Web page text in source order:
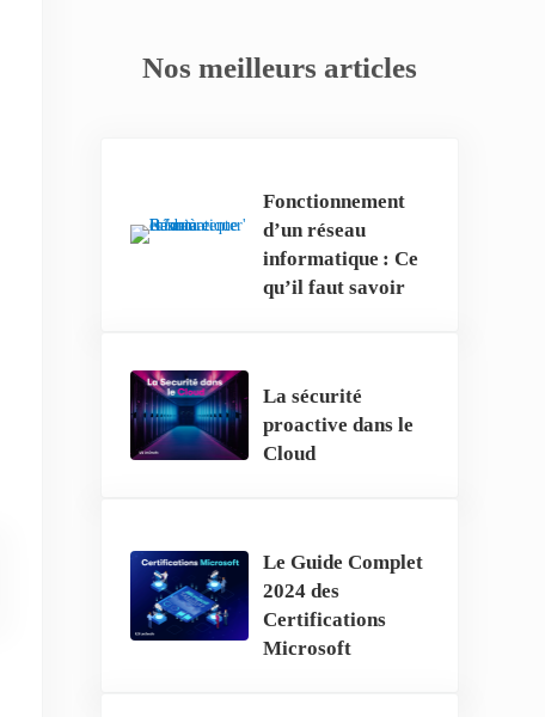
Nos meilleurs articles
Fonctionnement
d’un réseau
informatique : Ce
qu’il faut savoir
La sécurité
proactive dans le
Cloud
Le Guide Complet
2024 des
Certifications
Microsoft